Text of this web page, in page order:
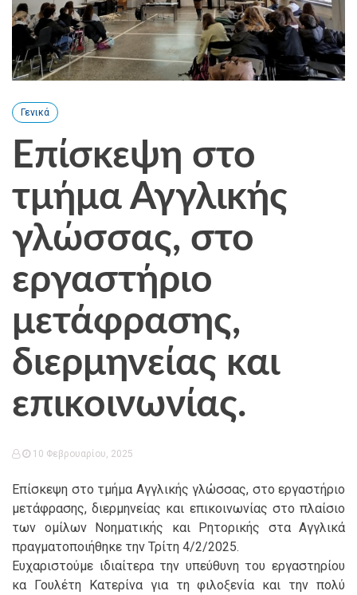
Γενικά
Επίσκεψη στο
τμήμα Αγγλικής
γλώσσας, στο
εργαστήριο
μετάφρασης,
διερμηνείας και
επικοινωνίας.
10 Φεβρουαρίου, 2025
Επίσκεψη στο τμήμα Αγγλικής γλώσσας, στο εργαστήριο
μετάφρασης, διερμηνείας και επικοινωνίας στο πλαίσιο
των ομίλων Νοηματικής και Ρητορικής στα Αγγλικά
πραγματοποιήθηκε την Τρίτη 4/2/2025.
Ευχαριστούμε ιδιαίτερα την υπεύθυνη του εργαστηρίου
κα Γουλέτη Κατερίνα για τη φιλοξενία και την πολύ